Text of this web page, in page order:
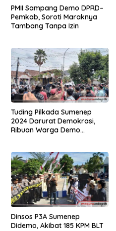
PMII Sampang Demo DPRD–
Pemkab, Soroti Maraknya
Tambang Tanpa Izin
Tuding Pilkada Sumenep
2024 Darurat Demokrasi,
Ribuan Warga Demo
Dinsos P3A Sumenep
Didemo, Akibat 185 KPM BLT